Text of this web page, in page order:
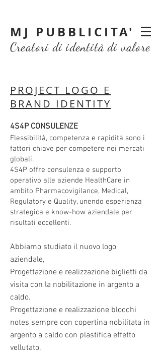
MJ PUBBLICITA'
Creatori di identità di valore
PROJECT LOGO E
BRAND IDENTITY
4S4P CONSULENZE
Flessibilità, competenza e rapidità sono i
fattori chiave per competere nei mercati
globali.
4S4P offre consulenza e supporto
operativo alle aziende HealthCare in
ambito Pharmacovigilance, Medical,
Regulatory e Quality, unendo esperienza
strategica e know-how aziendale per
risultati eccellenti.
Abbiamo studiato il nuovo logo
aziendale,
Progettazione e realizzazione biglietti da
visita con la nobilitazione in argento a
caldo.
Progettazione e realizzazione blocchi
notes sempre con copertina nobilitata in
argento a caldo con plastifica effetto
vellutato.